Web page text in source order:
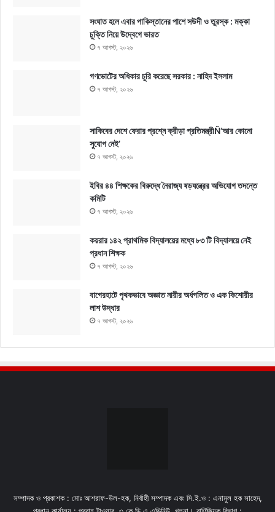
সংঘাত হলে এবার পাকিস্তানের পাশে সউদী ও তুরস্ক : মক্কা
চুক্তি নিয়ে উদ্বেগে ভারত
৭ আগস্ট, ২০২৬
গণভোটের অধিকার চুরি করেছে সরকার : নাহিদ ইসলাম
৭ আগস্ট, ২০২৬
সাকিবের দেশে ফেরার প্রশ্নে ক্রীড়া প্রতিমন্ত্রীÑ‘আর কোনো
সুযোগ নেই’
৭ আগস্ট, ২০২৬
ইবির ৪৪ শিক্ষকের বিরুদ্ধে নৈরাজ্য ষড়যন্ত্রের অভিযোগ তদন্তে
কমিটি
৭ আগস্ট, ২০২৬
কয়রার ১৪২ প্রাথমিক বিদ্যালয়ের মধ্যে ৮৩ টি বিদ্যালয়ে নেই
প্রধান শিক্ষক
৭ আগস্ট, ২০২৬
বাগেরহাটে পৃথকভাবে অজ্ঞাত নারীর অর্ধগলিত ও এক কিশোরীর
লাশ উদ্ধার
৭ আগস্ট, ২০২৬
সম্পাদক ও প্রকাশক : মোঃ আশরাফ-উল-হক, নির্বাহী সম্পাদক এবং সি.ই.ও : এনামুল হক সাহেদ,